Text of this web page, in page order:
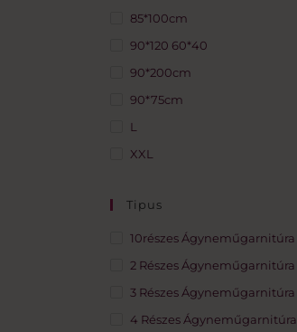
85*100cm
90*120 60*40
90*200cm
90*75cm
L
XXL
Tipus
10részes Ágyneműgarnitúra
2 Részes Ágyneműgarnitúra
3 Részes Ágyneműgarnitúra
4 Részes Ágyneműgarnitúra